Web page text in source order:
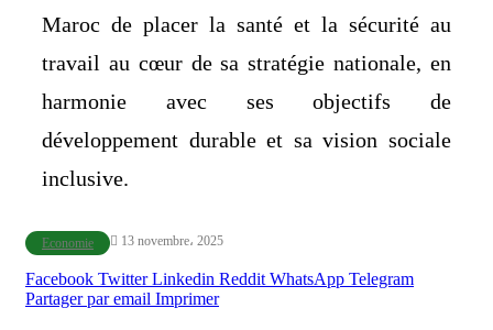
Maroc de placer la santé et la sécurité au
travail au cœur de sa stratégie nationale, en
harmonie avec ses objectifs de
développement durable et sa vision sociale
inclusive.
Economie 13 novembre، 2025
Facebook Twitter Linkedin Reddit WhatsApp Telegram
Partager par email Imprimer